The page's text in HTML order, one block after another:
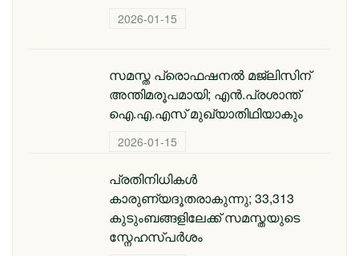
2026-01-15
സമസ്ത പ്രൊഫഷനൽ മജ്‌ലിസിന്
അന്തിമരൂപമായി; എൻ.പ്രശാന്ത്
ഐ.എ.എസ് മുഖ്യാതിഥിയാകും
2026-01-15
പ്രതിനിധികൾ
കാരുണ്യദൂതരാകുന്നു; 33,313
കുടുംബങ്ങളിലേക്ക് സമസ്തയുടെ
സ്നേഹസ്പർശം